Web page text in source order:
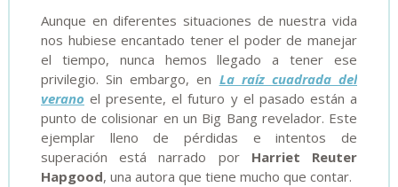
Aunque en diferentes situaciones de nuestra vida
nos hubiese encantado tener el poder de manejar
el tiempo, nunca hemos llegado a tener ese
privilegio. Sin embargo, en La raíz cuadrada del
verano el presente, el futuro y el pasado están a
punto de colisionar en un Big Bang revelador. Este
ejemplar lleno de pérdidas e intentos de
superación está narrado por Harriet Reuter
Hapgood, una autora que tiene mucho que contar.